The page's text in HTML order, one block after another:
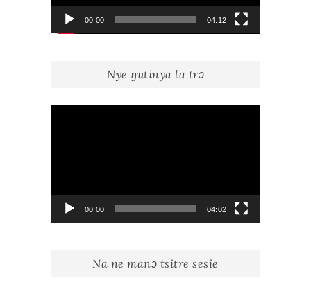
00:00 04:12
Nye ŋutinya la trɔ
00:00 04:02
Na ne manɔ tsitre sesie